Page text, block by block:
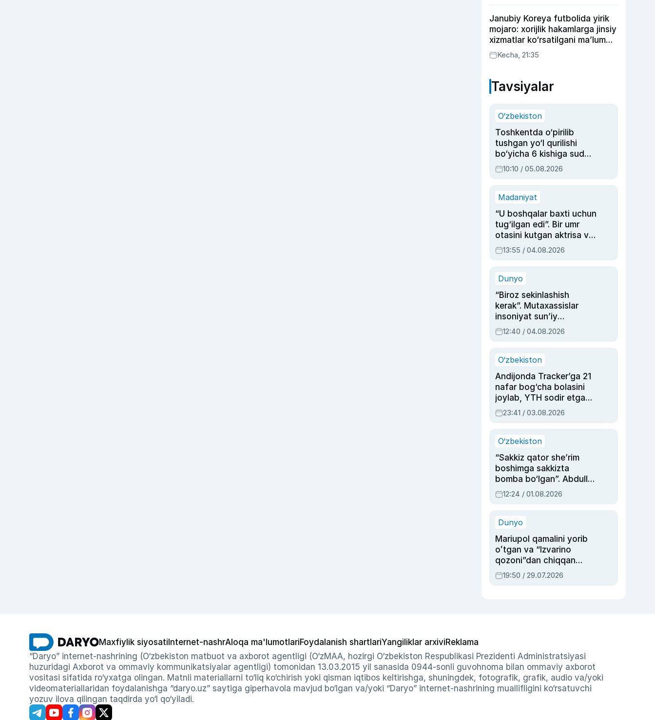
Janubiy Koreya futbolida yirik
mojaro: xorijlik hakamlarga jinsiy
xizmatlar ko‘rsatilgani ma’lum
qilindi
Kecha, 21:35
Tavsiyalar
O‘zbekiston
Toshkentda o‘pirilib
tushgan yo‘l qurilishi
bo‘yicha 6 kishiga sud
hukmi o‘qildi
10:10 / 05.08.2026
Madaniyat
“U boshqalar baxti uchun
tug‘ilgan edi”. Bir umr
otasini kutgan aktrisa va
dublyaj ustasi Rimma
Ahmedovaning
13:55 / 04.08.2026
Dunyo
“Biroz sekinlashish
kerak”. Mutaxassislar
insoniyat sun’iy
intellektni boshqara
olmay qolishidan xavotir
12:40 / 04.08.2026
O‘zbekiston
Andijonda Tracker’ga 21
nafar bog‘cha bolasini
joylab, YTH sodir etgan
ayolga sud hukmi o‘qildi
23:41 / 03.08.2026
O‘zbekiston
“Sakkiz qator she’rim
boshimga sakkizta
bomba bo‘lgan”. Abdulla
Oripovni siyosiy
ayblovlardan asrab
12:24 / 01.08.2026
Dunyo
Mariupol qamalini yorib
oʻtgan va “Izvarino
qozoni”dan chiqqan
qahramon — Ukraina
armiyasi bosh
19:50 / 29.07.2026
Maxfiylik siyosati Internet-nashrAloqa ma'lumotlariFoydalanish shartlariYangiliklar arxiviReklama
“Daryo” internet-nashrining (O‘zbekiston matbuot va axborot agentligi (O‘zMAA, hozirgi O‘zbekiston Respublikasi Prezidenti Administratsiyasi
huzuridagi Axborot va ommaviy kommunikatsiyalar agentligi) tomonidan 13.03.2015 yil sanasida 0944-sonli guvohnoma bilan ommaviy axborot
vositasi sifatida ro‘yxatga olingan. Matnli materiallarni to‘liq ko‘chirish yoki qisman iqtibos keltirishga, shuningdek, fotografik, grafik, audio va/yoki
videomateriallaridan foydalanishga “daryo.uz” saytiga giperhavola mavjud bo‘lgan va/yoki “Daryo” internet-nashrining muallifligini ko‘rsatuvchi
yozuv ilova qilingan taqdirda yo‘l qo‘yiladi.